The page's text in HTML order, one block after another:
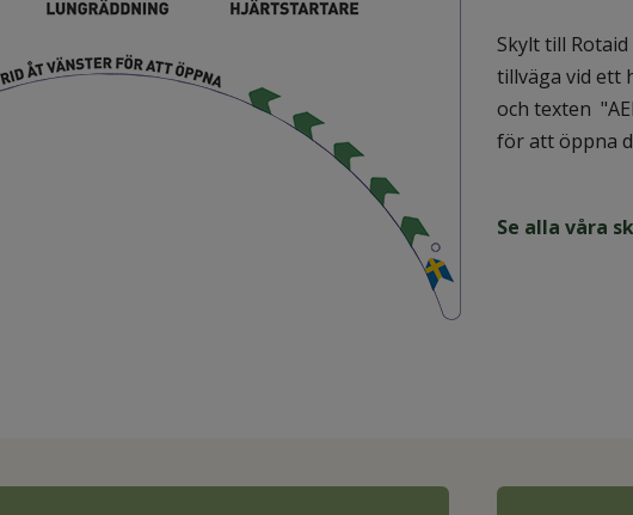
Skylt till
tillväga vid ett
och texten
för att öppna
Se alla våra